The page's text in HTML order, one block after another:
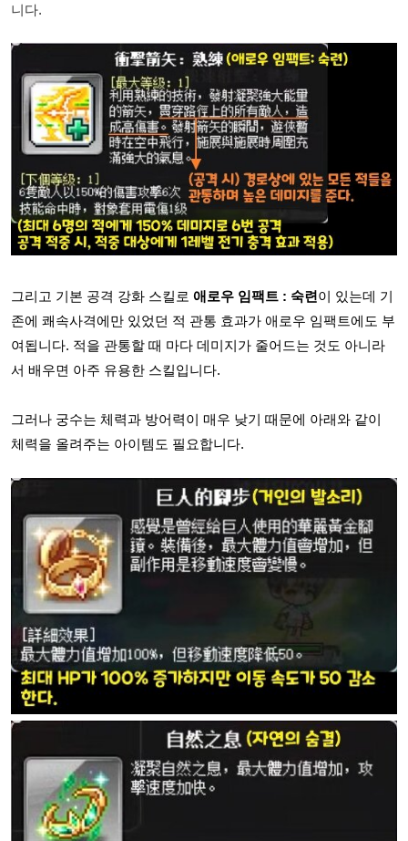
니다.
그리고 기본 공격 강화 스킬로 애로우 임팩트 : 숙련이 있는데 기
존에 쾌속사격에만 있었던 적 관통 효과가 애로우 임팩트에도 부
여됩니다. 적을 관통할 때 마다 데미지가 줄어드는 것도 아니라
서 배우면 아주 유용한 스킬입니다.
그러나 궁수는 체력과 방어력이 매우 낮기 때문에 아래와 같이
체력을 올려주는 아이템도 필요합니다.